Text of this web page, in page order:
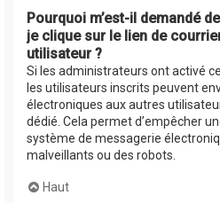
Pourquoi m’est-il demandé
je clique sur le lien de
utilisateur ?
Si les administrateurs ont activé
les utilisateurs inscrits peuvent
électroniques aux autres
dédié. Cela permet d’empêcher
système de messagerie
malveillants ou des robots.
Haut